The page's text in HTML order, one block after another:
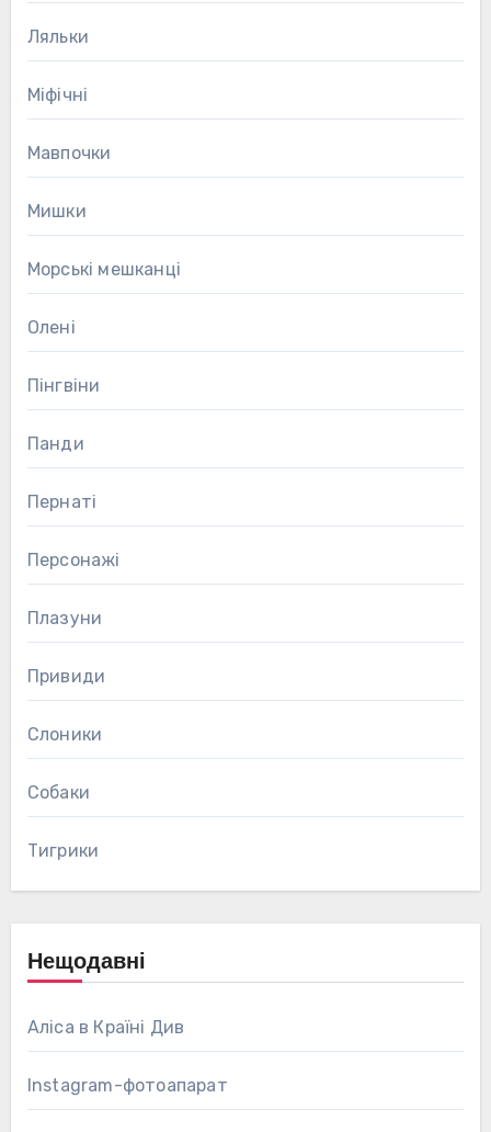
Ляльки
Міфічні
Мавпочки
Мишки
Морські мешканці
Олені
Пінгвіни
Панди
Пернаті
Персонажі
Плазуни
Привиди
Слоники
Собаки
Тигрики
Нещодавні
Аліса в Країні Див
Instagram-фотоапарат